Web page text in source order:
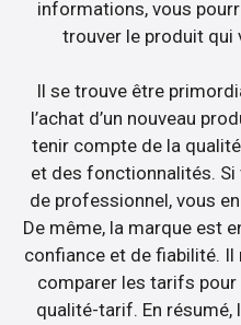
informations, vous
trouver le produit qui
Il se trouve être
l’achat d’un nouveau
tenir compte de la
et des fonctionnalités.
de professionnel, vous
De même, la marque est
confiance et de fiabilité.
comparer les tarifs
qualité-tarif. En